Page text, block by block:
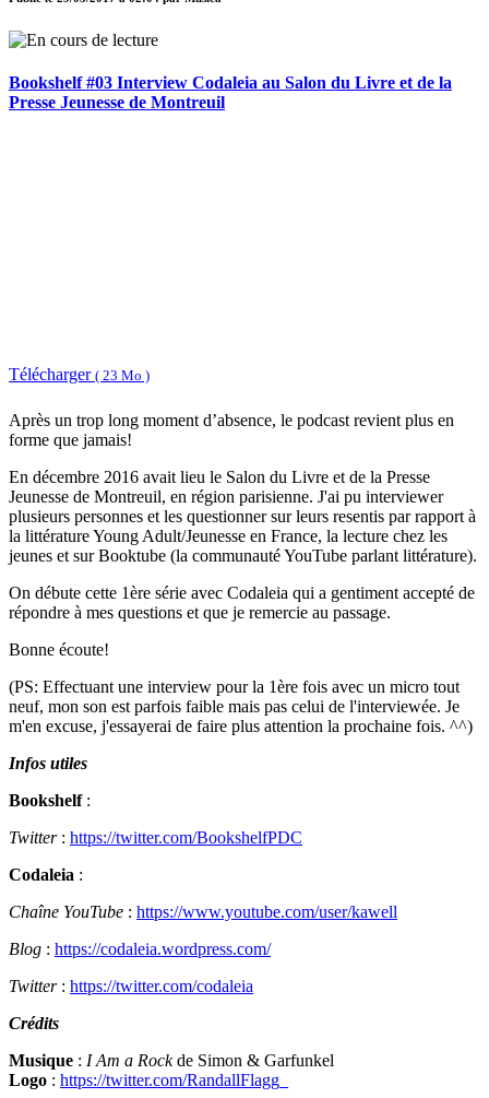
Bookshelf #03 Interview Codaleia au Salon du Livre et de la
Presse Jeunesse de Montreuil
Télécharger ( 23 Mo )
Après un trop long moment d’absence, le podcast revient plus en
forme que jamais!
En décembre 2016 avait lieu le Salon du Livre et de la Presse
Jeunesse de Montreuil, en région parisienne. J'ai pu interviewer
plusieurs personnes et les questionner sur leurs resentis par rapport à
la littérature Young Adult/Jeunesse en France, la lecture chez les
jeunes et sur Booktube (la communauté YouTube parlant littérature).
On débute cette 1ère série avec Codaleia qui a gentiment accepté de
répondre à mes questions et que je remercie au passage.
Bonne écoute!
(PS: Effectuant une interview pour la 1ère fois avec un micro tout
neuf, mon son est parfois faible mais pas celui de l'interviewée. Je
m'en excuse, j'essayerai de faire plus attention la prochaine fois. ^^)
Infos utiles
Bookshelf:
Twitter: https://twitter.com/BookshelfPDC
Codaleia :
Chaîne YouTube : https://www.youtube.com/user/kawell
Blog : https://codaleia.wordpress.com/
Twitter: https://twitter.com/codaleia
Crédits
Musique : I Am a Rockde Simon & Garfunkel
Logo : https://twitter.com/RandallFlagg_